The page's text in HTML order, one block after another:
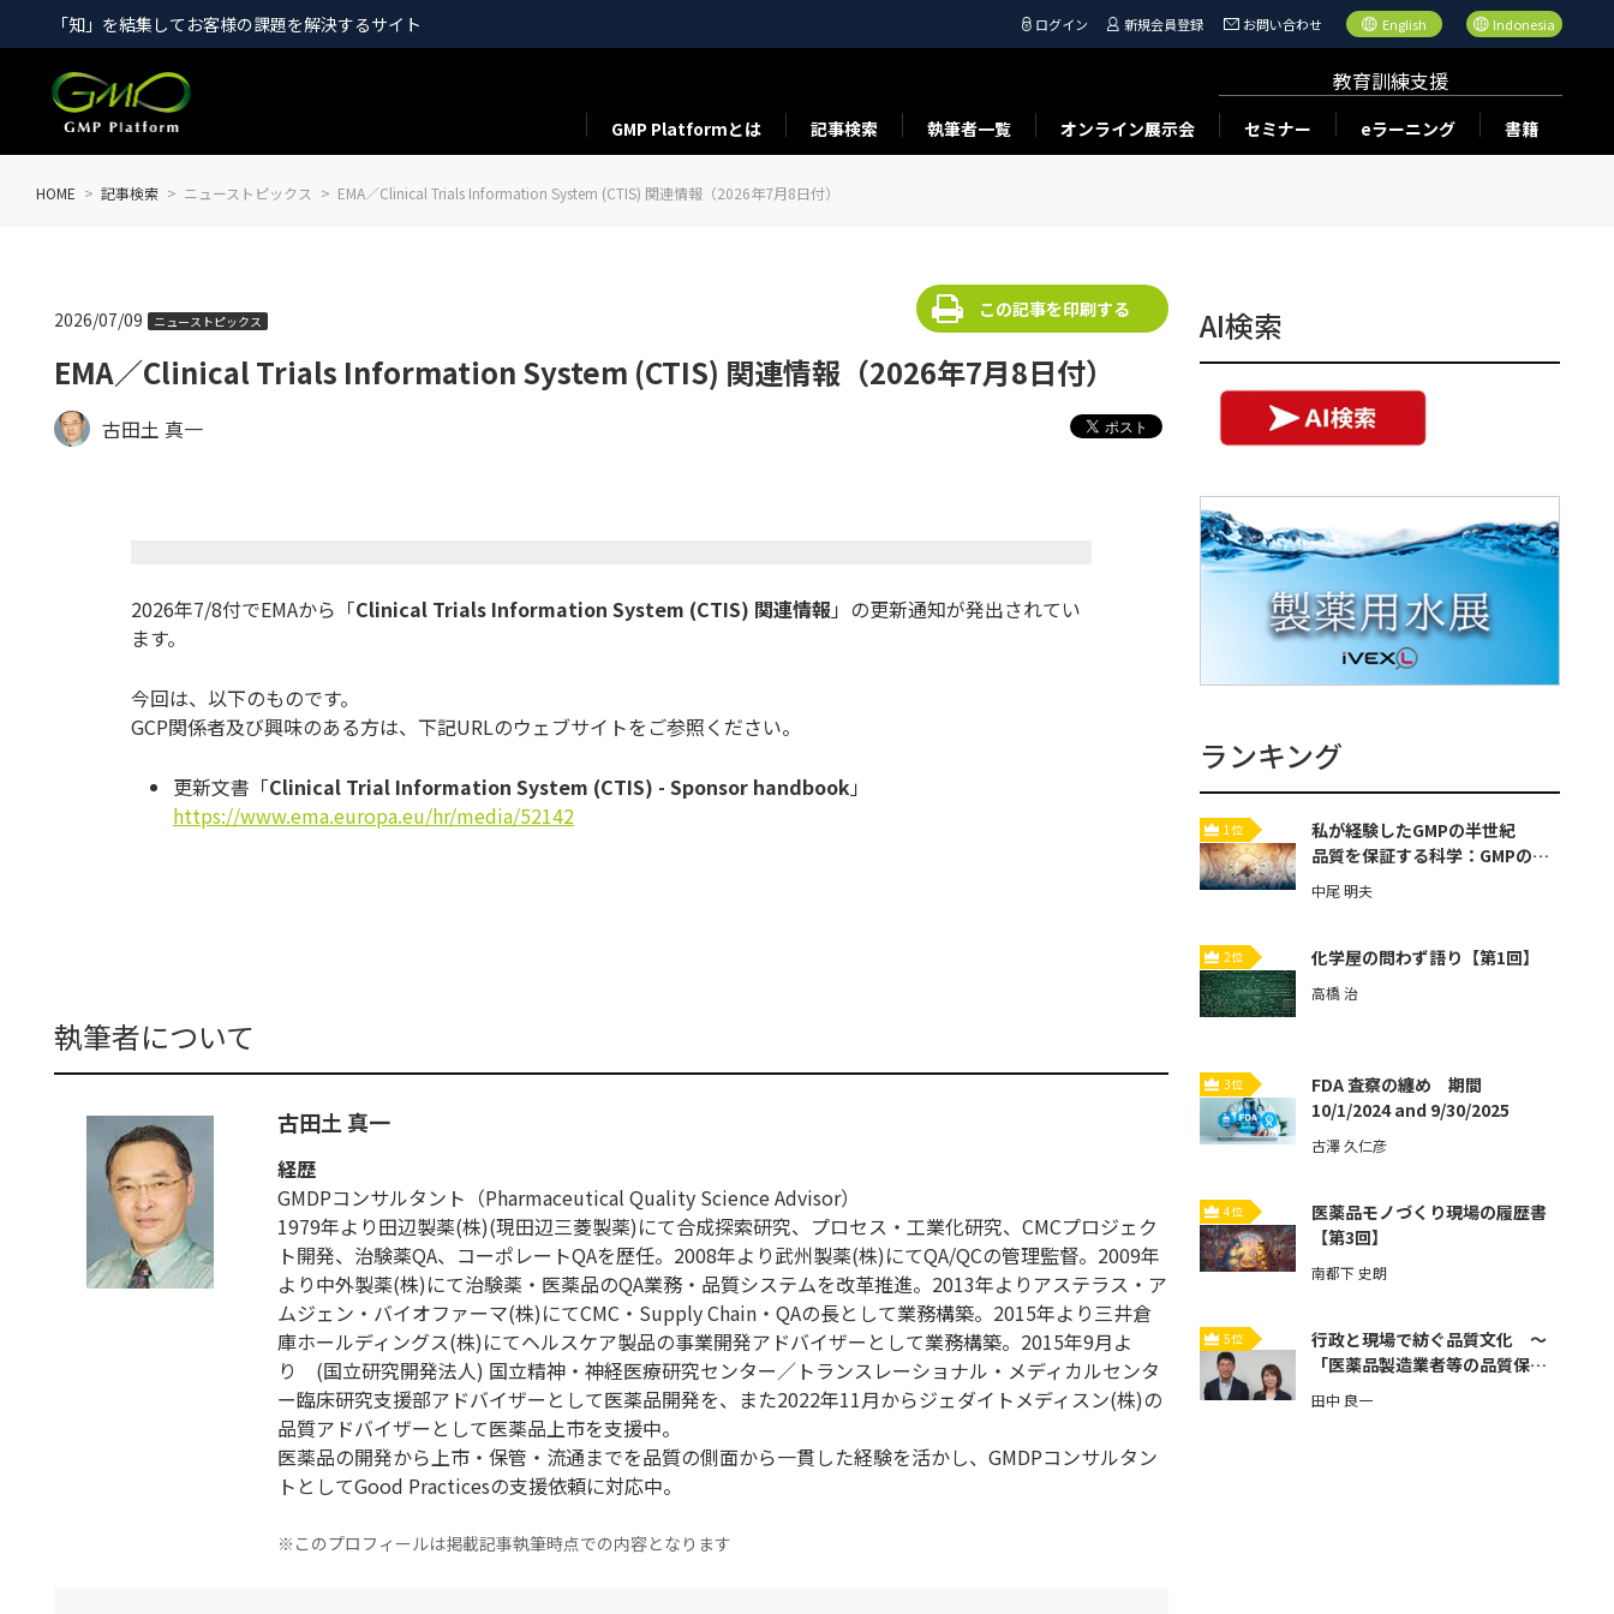
「知」を結集してお客様の課題を解決するサイト ログイン 新規会員登録 お問い合わせ English Indonesia
GMP Platformとは 記事検索 執筆者一覧 オンライン展示会
教育訓練支援
セミナー eラーニング 書籍
HOME 記事検索 ニューストピックス EMA／Clinical Trials Information System (CTIS) 関連情報（2026年7月8日付）
EMA／Clinical Trials Information System (CTIS) 関連情報（2026年7月8日付）
2026/07/09 ニューストピックス
この記事を印刷する
古田土 真一
2026年7/8付でEMAから「Clinical Trials Information System (CTIS) 関連情報」の更新通知が発出されてい
ます。
今回は、以下のものです。
GCP関係者及び興味のある方は、下記URLのウェブサイトをご参照ください。
更新文書「Clinical Trial Information System (CTIS) - Sponsor handbook」
https://www.ema.europa.eu/hr/media/52142
執筆者について
古田土 真一
経歴
GMDPコンサルタント（Pharmaceutical Quality Science Advisor）
1979年より田辺製薬(株)(現田辺三菱製薬)にて合成探索研究、プロセス・工業化研究、CMCプロジェク
ト開発、治験薬QA、コーポレートQAを歴任。2008年より武州製薬(株)にてQA/QCの管理監督。2009年
より中外製薬(株)にて治験薬・医薬品のQA業務・品質システムを改革推進。2013年よりアステラス・ア
ムジェン・バイオファーマ(株)にてCMC・Supply Chain・QAの長として業務構築。2015年より三井倉
庫ホールディングス(株)にてヘルスケア製品の事業開発アドバイザーとして業務構築。2015年9月よ
り (国立研究開発法人) 国立精神・神経医療研究センター／トランスレーショナル・メディカルセンタ
ー臨床研究支援部アドバイザーとして医薬品開発を、また2022年11月からジェダイトメディスン(株)の
品質アドバイザーとして医薬品上市を支援中。
医薬品の開発から上市・保管・流通までを品質の側面から一貫した経験を活かし、GMDPコンサルタン
トとしてGood Practicesの支援依頼に対応中。
※このプロフィールは掲載記事執筆時点での内容となります
AI検索
ランキング
1位
私が経験したGMPの半世紀
品質を保証する科学：GMPの歴
史と本質【第3回】
中尾 明夫
2位 化学屋の問わず語り【第1回】
高橋 治
3位
FDA 査察の纏め 期間
10/1/2024 and 9/30/2025
古澤 久仁彦
4位
医薬品モノづくり現場の履歴書
【第3回】
南都下 史朗
5位
行政と現場で紡ぐ品質文化 ～
「医薬品製造業者等の品質保証
体制強化」とその先へ～【第3
回】
田中 良一